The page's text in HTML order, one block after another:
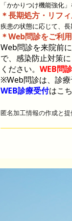
「かかりつけ機能強化」
＊長期処方・リフ
疾患の状態に応じて、
＊Web問診をご利
Web問診を来院前
で、感染防止対策
ください。 WEB問診
※Web問診は、 診
WEB診療受付はこ
匿名加工情報の作成と